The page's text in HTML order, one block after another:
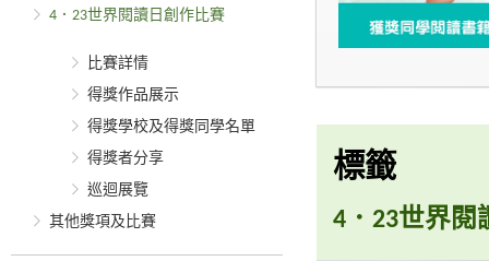
4．23世界閱讀日創作比賽
比賽詳情
得獎作品展示
得獎學校及得獎同學名單
得獎者分享
巡迴展覽
其他獎項及比賽
標籤
4．23世界閱